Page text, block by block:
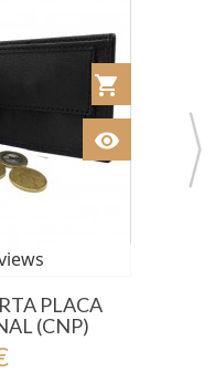
PLACA
(CNP)
shopping_cart
visibility